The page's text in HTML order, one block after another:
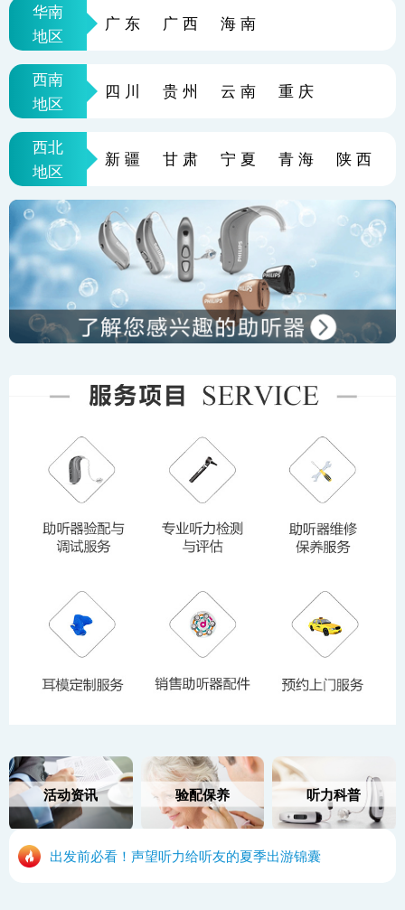
华南
广东 广西 海南
地区
西南
四川 贵州 云南 重庆
地区
西北
新疆 甘肃 宁夏 青海 陕西
地区
活动资讯 验配保养 听力科普
出发前必看！声望听力给听友的夏季出游锦囊